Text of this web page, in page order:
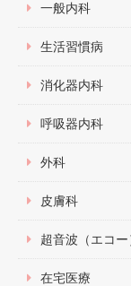
一般内科
生活習慣病
消化器内科
呼吸器内科
外科
皮膚科
超音波（エコー
在宅医療